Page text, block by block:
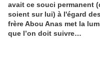
avait ce souci permanent
soient sur lui) à l'égard
frère Abou Anas met la
que l’on doit suivre…